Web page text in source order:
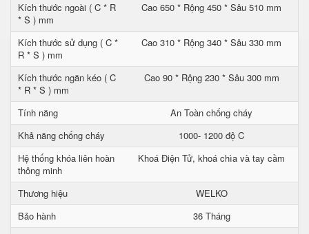
Kích thước ngoài ( C * R
* S ) mm
Cao 650 * Rộng 450 * Sâu 510 mm
Kích thước sử dụng ( C *
R * S ) mm
Cao 310 * Rộng 340 * Sâu 330 mm
Kích thước ngăn kéo ( C
* R * S ) mm
Cao 90 * Rộng 230 * Sâu 300 mm
Tính năng
An Toàn chống cháy
Khả năng chống cháy
1000- 1200 độ C
Hệ thống khóa liên hoàn
thông minh
Khoá Điện Tử, khoá chìa và tay cầm
Thương hiệu
WELKO
Bảo hành
36 Tháng